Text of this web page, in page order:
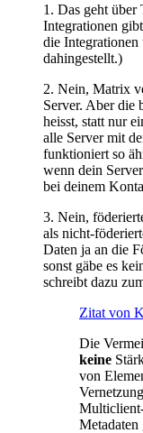
1. Das geht
Integrationen
die Integrationen
dahingestellt.)
2. Nein, Matrix
Server. Aber die
heisst, statt nur
alle Server mit
funktioniert so
wenn dein
bei deinem
3. Nein,
als nicht-
Daten ja an die
sonst gäbe es
schreibt dazu
Zitat von
Die
keine
von
Metadaten